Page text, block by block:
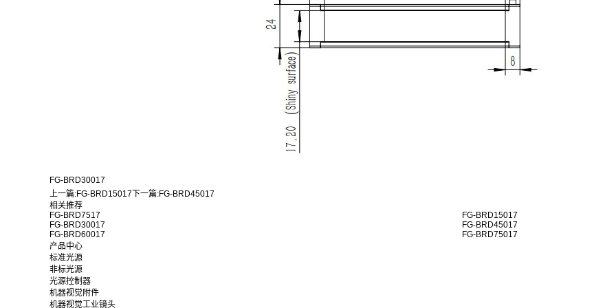
FG-BRD30017
上一篇:FG-BRD15017 下一篇:FG-BRD45017
相关推荐
FG-BRD7517
FG-BRD15017
FG-BRD30017
FG-BRD45017
FG-BRD60017
FG-BRD75017
产品中心
标准光源
非标光源
光源控制器
机器视觉附件
机器视觉工业镜头